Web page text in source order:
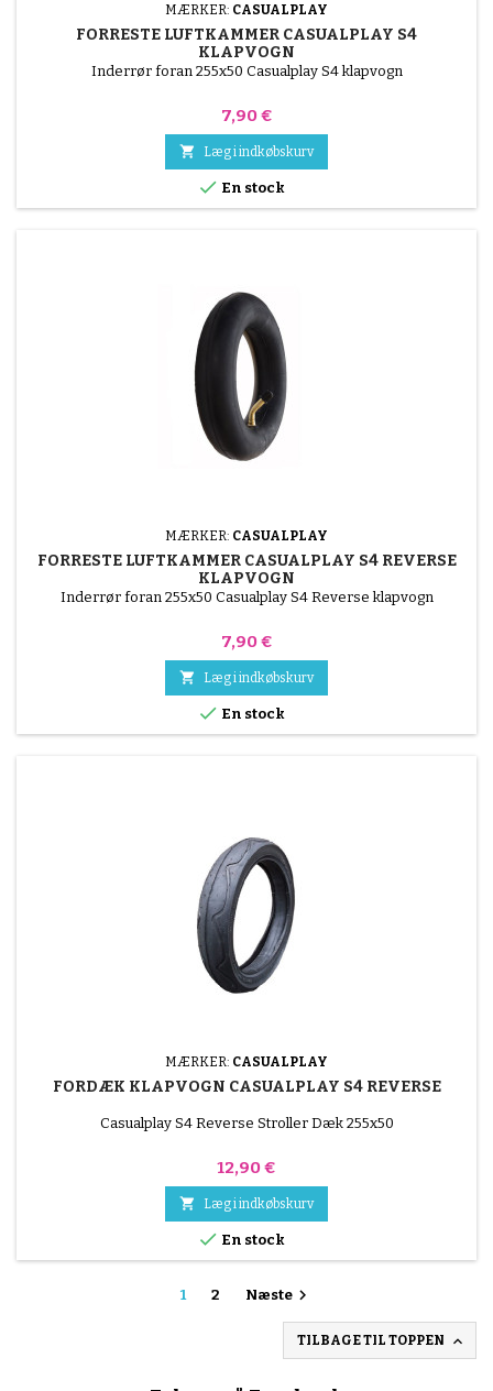
MÆRKER: CASUALPLAY
FORRESTE LUFTKAMMER CASUALPLAY S4
KLAPVOGN
Inderrør foran 255x50 Casualplay S4 klapvogn
Pris
7,90 €
 Læg i indkøbskurv
 En stock
MÆRKER: CASUALPLAY
FORRESTE LUFTKAMMER CASUALPLAY S4 REVERSE
KLAPVOGN
Inderrør foran 255x50 Casualplay S4 Reverse klapvogn
Pris
7,90 €
 Læg i indkøbskurv
 En stock
MÆRKER: CASUALPLAY
FORDÆK KLAPVOGN CASUALPLAY S4 REVERSE
Casualplay S4 Reverse Stroller Dæk 255x50
Pris
12,90 €
 Læg i indkøbskurv
 En stock
1 2 Næste 
TILBAGE TIL TOPPEN 